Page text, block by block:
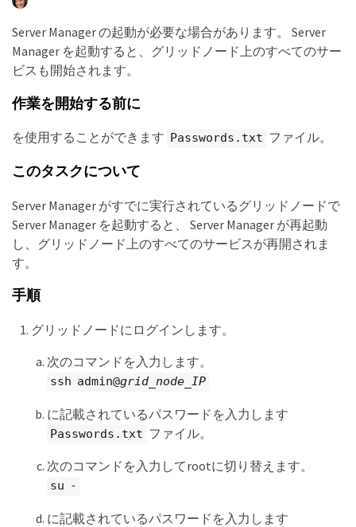
Server Manager の起動が必要な場合があります。 Server
Manager を起動すると、グリッドノード上のすべてのサー
ビスも開始されます。
作業を開始する前に
を使用することができます Passwords.txt ファイル。
このタスクについて
Server Manager がすでに実行されているグリッドノードで
Server Manager を起動すると、 Server Manager が再起動
し、グリッドノード上のすべてのサービスが再開されま
す。
手順
グリッドノードにログインします。
次のコマンドを入力します。
ssh admin@grid_node_IP
に記載されているパスワードを入力します
Passwords.txt ファイル。
次のコマンドを入力してrootに切り替えます。
su -
に記載されているパスワードを入力します